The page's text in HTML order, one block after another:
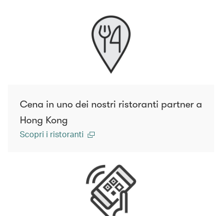
Cena in uno dei nostri ristoranti partner a
Hong Kong
Scopri i ristoranti